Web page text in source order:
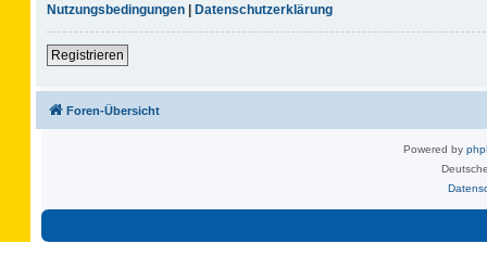
Nutzungsbedingungen | Datenschutzerklärung
Registrieren
Foren-Übersicht
Powered by